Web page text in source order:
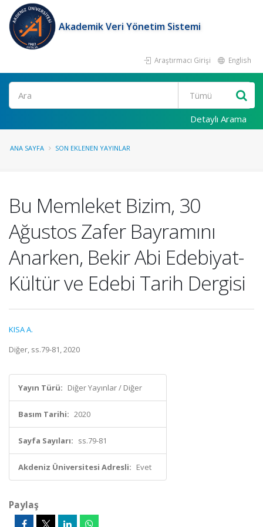
Akademik Veri Yönetim Sistemi
Araştırmacı Girişi English
Ara
Detaylı Arama
ANA SAYFA SON EKLENEN YAYINLAR
Bu Memleket Bizim, 30
Ağustos Zafer Bayramını
Anarken, Bekir Abi Edebiyat-
Kültür ve Edebi Tarih Dergisi
KISA A.
Diğer, ss.79-81, 2020
Yayın Türü: Diğer Yayınlar / Diğer
Basım Tarihi: 2020
Sayfa Sayıları: ss.79-81
Akdeniz Üniversitesi Adresli: Evet
Paylaş